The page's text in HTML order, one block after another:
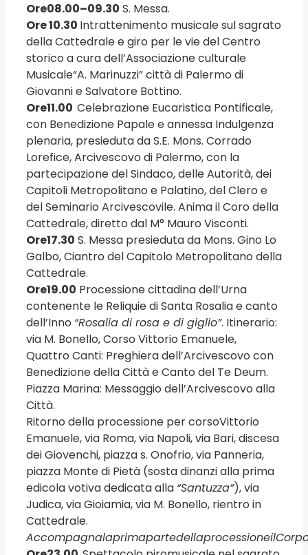
Ore08.00–09.30 S. Messa.
Ore 10.30 Intrattenimento musicale sul sagrato
della Cattedrale e giro per le vie del Centro
storico a cura dell’Associazione culturale
Musicale“A. Marinuzzi” città di Palermo di
Giovanni e Salvatore Bottino.
Ore11.00 Celebrazione Eucaristica Pontificale,
con Benedizione Papale e annessa Indulgenza
plenaria, presieduta da S.E. Mons. Corrado
Lorefice, Arcivescovo di Palermo, con la
partecipazione del Sindaco, delle Autorità, dei
Capitoli Metropolitano e Palatino, del Clero e
del Seminario Arcivescovile. Anima il Coro della
Cattedrale, diretto dal M° Mauro Visconti.
Ore17.30 S. Messa presieduta da Mons. Gino Lo
Galbo, Ciantro del Capitolo Metropolitano della
Cattedrale.
Ore19.00 Processione cittadina dell’Urna
contenente le Reliquie di Santa Rosalia e canto
dell’Inno “Rosalia di rosa e di giglio”. Itinerario:
via M. Bonello, Corso Vittorio Emanuele,
Quattro Canti: Preghiera dell’Arcivescovo con
Benedizione della Città e Canto del Te Deum.
Piazza Marina: Messaggio dell’Arcivescovo alla
Città.
Ritorno della processione per corsoVittorio
Emanuele, via Roma, via Napoli, via Bari, discesa
dei Giovenchi, piazza s. Onofrio, via Panneria,
piazza Monte di Pietà (sosta dinanzi alla prima
edicola votiva dedicata alla “Santuzza”), via
Judica, via Gioiamia, via M. Bonello, rientro in
Cattedrale.
Accompagnalaprimapartedellaprocessioneil